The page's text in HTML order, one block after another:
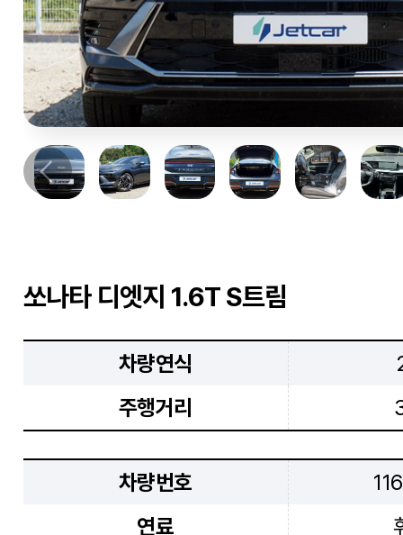
쏘나타 디엣지 1.6T S트림
차량연식
주행거리
차량번호
연료